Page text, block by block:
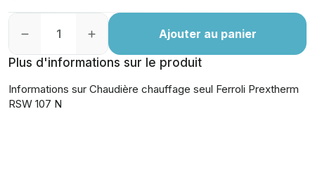
Ajouter au panier
Plus d'informations sur le produit
Informations sur Chaudière chauffage seul Ferroli Prextherm
RSW 107 N